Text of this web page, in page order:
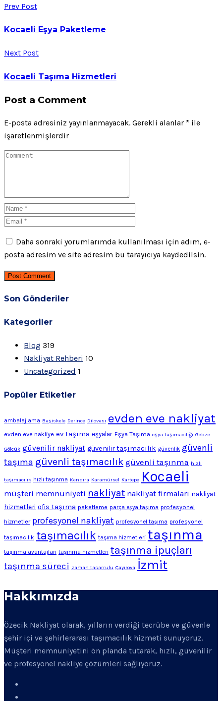
Prev Post
Kocaeli Eşya Paketleme
Next Post
Kocaeli Taşıma Hizmetleri
Post a Comment
E-posta adresiniz yayınlanmayacak. Gerekli alanlar * ile
işaretlenmişlerdir
Daha sonraki yorumlarımda kullanılması için adım, e-
posta adresim ve site adresim bu tarayıcıya kaydedilsin.
Post Comment
Son Gönderiler
Kategoriler
Blog 319
Nakliyat Rehberi 10
Uncategorized 1
Popüler Etiketler
ambalajlama Başiskele Derince Dilovası evden eve nakliyat
evden eve nakliye ev taşıma eşyalar Eşya Taşıma eşya taşımacılığı Gebze
Gölcük güvenilir nakliyat güvenilir taşımacılık güvenlik güvenli
taşıma güvenli taşımacılık güvenli taşınma hızlı
taşımacılık hızlı taşınma Kandıra Karamürsel Kartepe Kocaeli
müşteri memnuniyeti nakliyat nakliyat firmaları nakliyat
hizmetleri ofis taşıma paketleme parça eşya taşıma profesyonel
hizmetler profesyonel nakliyat profesyonel taşıma profesyonel
taşımacılık taşımacılık taşıma hizmetleri taşınma
taşınma avantajları taşınma hizmetleri taşınma ipuçları
taşınma süreci zaman tasarrufu Çayırova İzmit
Hakkımızda
Özecik Nakliyat olarak, yılların verdiği tecrübe ve güvenle
şehir içi ve şehirlerarası taşımacılık hizmeti sunuyoruz.
Müşteri memnuniyetini ön planda tutarak, hızlı, güvenilir
ve profesyonel nakliye çözümleri sağlıyoruz.